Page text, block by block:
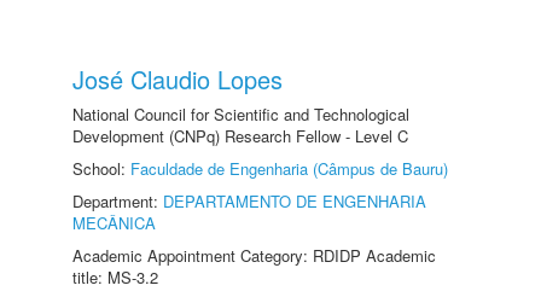
José Claudio Lopes
National Council for Scientific and Technological
Development (CNPq) Research Fellow - Level C
School: Faculdade de Engenharia (Câmpus de Bauru)
Department: DEPARTAMENTO DE ENGENHARIA
MECÂNICA
Academic Appointment Category: RDIDP Academic
title: MS-3.2